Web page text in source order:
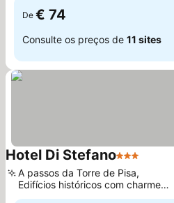
De € 74
Consulte os preços de 11 sites
Hotel Di Stefano3 Estrelas
A passos da Torre de Pisa,
Edifícios históricos com charme
medieval